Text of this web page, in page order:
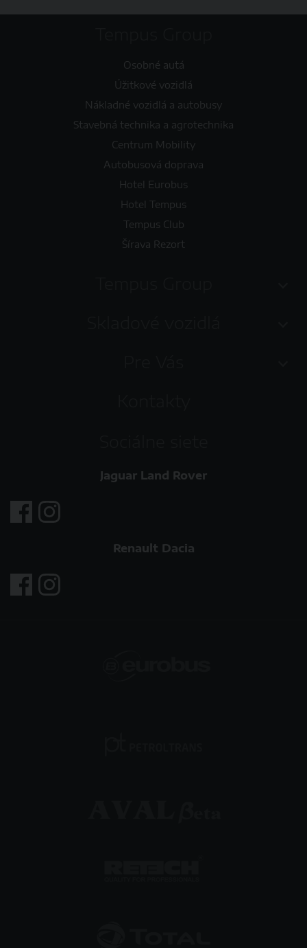
Osobné autá
Úžitkové vozidlá
Nákladné vozidlá a autobusy
Stavebná technika a agrotechnika
Centrum Mobility
Autobusová doprava
Hotel Eurobus
Hotel Tempus
Tempus Club
Šírava Rezort
Jaguar Land Rover
Renault Dacia